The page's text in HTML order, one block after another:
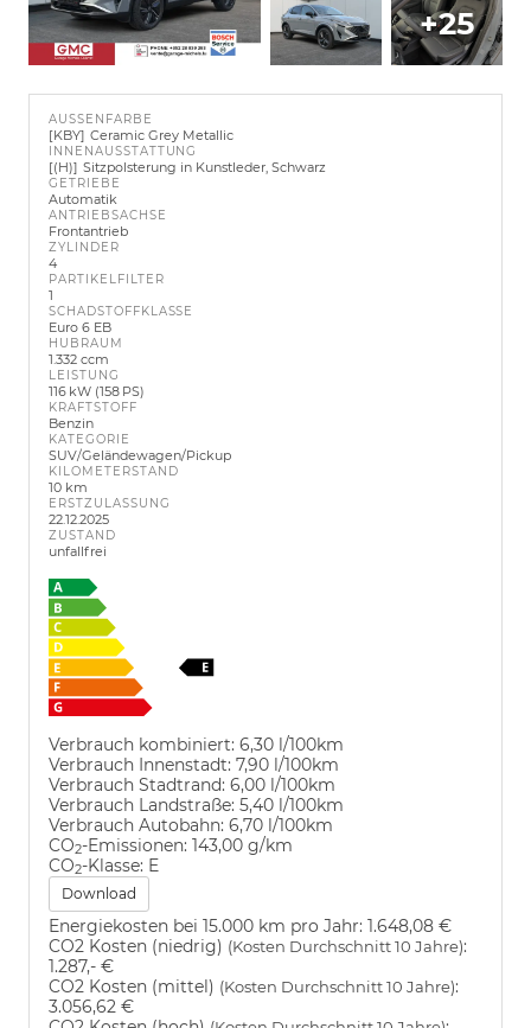
+25
AUSSENFARBE
KBY Ceramic Grey Metallic
INNENAUSSTATTUNG
(H) Sitzpolsterung in Kunstleder, Schwarz
GETRIEBE
Automatik
ANTRIEBSACHSE
Frontantrieb
ZYLINDER
4
PARTIKELFILTER
1
SCHADSTOFFKLASSE
Euro 6 EB
HUBRAUM
1.332 ccm
LEISTUNG
116 kW (158 PS)
KRAFTSTOFF
Benzin
KATEGORIE
SUV/Geländewagen/Pickup
KILOMETERSTAND
10 km
ERSTZULASSUNG
22.12.2025
ZUSTAND
unfallfrei
Verbrauch kombiniert: 6,30 l/100km
Verbrauch Innenstadt: 7,90 l/100km
Verbrauch Stadtrand: 6,00 l/100km
Verbrauch Landstraße: 5,40 l/100km
Verbrauch Autobahn: 6,70 l/100km
CO2-Emissionen: 143,00 g/km
CO2-Klasse: E
Download
Energiekosten bei 15.000 km pro Jahr: 1.648,08 €
CO2 Kosten (niedrig) (Kosten Durchschnitt 10 Jahre):
1.287,- €
CO2 Kosten (mittel) (Kosten Durchschnitt 10 Jahre):
3.056,62 €